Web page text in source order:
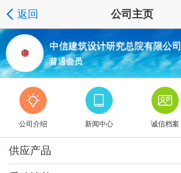
返回 公司主页
中信建筑设计研究总院有限公司
普通会员
公司介绍 新闻中心 诚信档案
供应产品